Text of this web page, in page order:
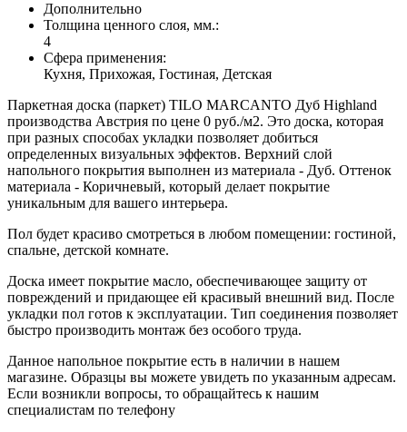
Дополнительно
Толщина ценного слоя, мм.:
4
Сфера применения:
Кухня, Прихожая, Гостиная, Детская
Паркетная доска (паркет) TILO MARCANTO Дуб Highland
производства Австрия по цене 0 руб./м2. Это доска, которая
при разных способах укладки позволяет добиться
определенных визуальных эффектов. Верхний слой
напольного покрытия выполнен из материала - Дуб. Оттенок
материала - Коричневый, который делает покрытие
уникальным для вашего интерьера.
Пол будет красиво смотреться в любом помещении: гостиной,
спальне, детской комнате.
Доска имеет покрытие масло, обеспечивающее защиту от
повреждений и придающее ей красивый внешний вид. После
укладки пол готов к эксплуатации. Тип соединения позволяет
быстро производить монтаж без особого труда.
Данное напольное покрытие есть в наличии в нашем
магазине. Образцы вы можете увидеть по указанным адресам.
Если возникли вопросы, то обращайтесь к нашим
специалистам по телефону